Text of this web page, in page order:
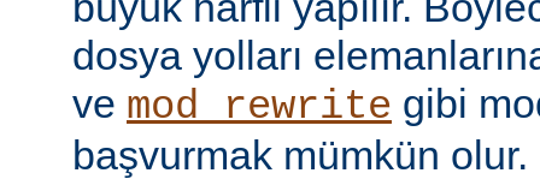
dosya yolları
ve mod_rewrite gibi
başvurmak mümkün olur.